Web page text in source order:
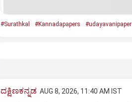
#Surathkal #Kannadapapers #udayavanipaper
ದಕ್ಷಿಣಕನ್ನಡ AUG 8, 2026, 11:40 AM IST